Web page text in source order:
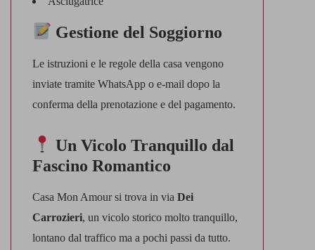
Gestione del Soggiorno
Le istruzioni e le regole della casa vengono
inviate tramite WhatsApp o e-mail dopo la
conferma della prenotazione e del pagamento.
Un Vicolo Tranquillo dal
Fascino Romantico
Casa Mon Amour si trova in via Dei
Carrozieri, un vicolo storico molto tranquillo,
lontano dal traffico ma a pochi passi da tutto.